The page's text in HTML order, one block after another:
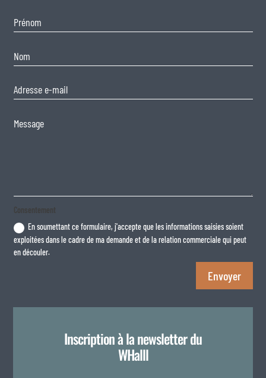
Consentement
En soumettant ce formulaire, j'accepte que les informations saisies soient
exploitées dans le cadre de ma demande et de la relation commerciale qui peut
en découler.
Envoyer
Inscription à la newsletter du
WHalll